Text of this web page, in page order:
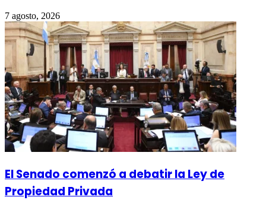
7 agosto, 2026
El Senado comenzó a debatir la Ley de
Propiedad Privada